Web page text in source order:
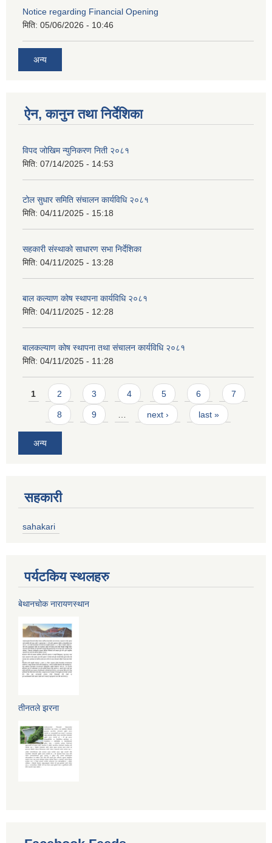
Notice regarding Financial Opening
मिति: 05/06/2026 - 10:46
अन्य
ऐन, कानुन तथा निर्देशिका
विपद जोखिम न्युनिकरण निती २०८१
मिति: 07/14/2025 - 14:53
टोल सुधार समिति संचालन कार्यविधि २०८१
मिति: 04/11/2025 - 15:18
सहकारी संस्थाको साधारण सभा निर्देशिका
मिति: 04/11/2025 - 13:28
बाल कल्याण कोष स्थापना कार्यविधि २०८१
मिति: 04/11/2025 - 12:28
बालकल्याण कोष स्थापना तथा संचालन कार्यविधि २०८१
मिति: 04/11/2025 - 11:28
Pages
1 2 3 4 5 6 7
8 9 … next › last »
अन्य
सहकारी
sahakari
पर्यटकिय स्थलहरु
बेथानचोक नारायणस्थान
तीनतले झरना